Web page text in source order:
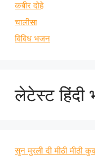
कबीर दोहे
चालीसा
विविध भजन
लेटेस्ट हिंदी
सुन मुरली दी मीठी मीठी